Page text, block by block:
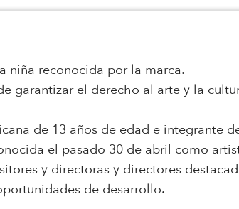
niña reconocida por la marca.
garantizar el derecho al arte y la
de 13 años de edad e integrante
el pasado 30 de abril como
y directoras y directores
de desarrollo.